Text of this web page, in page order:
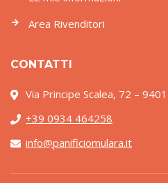
Area Rivenditori
CONTATTI
Via Principe Scalea, 72 –
+39 0934 464258
info@panificiomulara.it